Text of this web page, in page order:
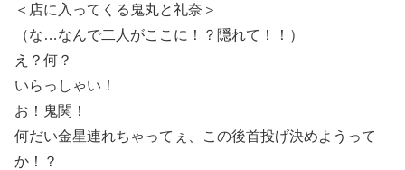
＜店に入ってくる鬼丸と礼奈＞
（な…なんで二人がここに！？隠れて！！）
え？何？
いらっしゃい！
お！鬼関！
何だい金星連れちゃってぇ、この後首投げ決めようって
か！？